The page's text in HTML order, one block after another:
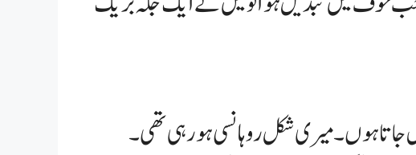
ہوں۔ میری شکل روہانسی ہو رہی تھی۔